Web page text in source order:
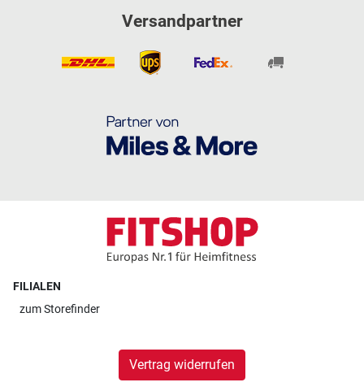
Versandpartner
FILIALEN
zumStorefinder
Vertrag widerrufen